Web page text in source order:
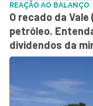
REAÇÃO AO BALANÇO
O recado da
petróleo.
dividendos da